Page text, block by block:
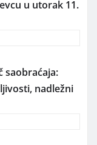
u utorak 11.
saobraćaja:
nadležni